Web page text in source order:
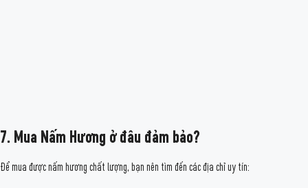
7. Mua Nấm Hương ở đâu đảm bảo?
Để mua được nấm hương chất lượng, bạn nên tìm đến các địa chỉ uy tín: